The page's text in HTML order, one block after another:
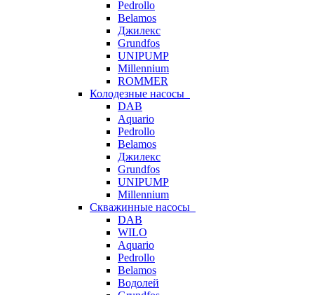
Pedrollo
Belamos
Джилекс
Grundfos
UNIPUMP
Millennium
ROMMER
Колодезные насосы
DAB
Aquario
Pedrollo
Belamos
Джилекс
Grundfos
UNIPUMP
Millennium
Скважинные насосы
DAB
WILO
Aquario
Pedrollo
Belamos
Водолей